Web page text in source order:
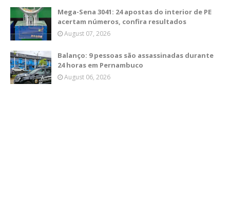
Mega-Sena 3041: 24 apostas do interior de PE
acertam números, confira resultados
August 07, 2026
Balanço: 9 pessoas são assassinadas durante
24 horas em Pernambuco
August 06, 2026